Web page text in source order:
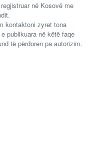
në Kosovë me
kontaktoni zyret tona
publikuara në këtë faqe
të përdoren pa autorizim.